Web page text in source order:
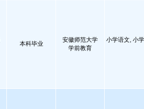
本科毕业
安徽师范大学
学前教育
小学语文, 小